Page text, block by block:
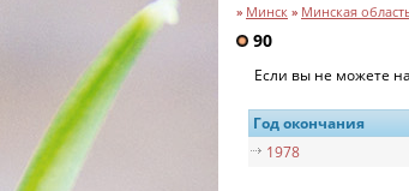
» Минск » Минская
90
Если вы не можете
Год окончания
1978